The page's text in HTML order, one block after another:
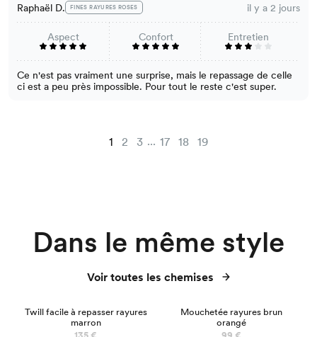
Raphaël D. FINES RAYURES ROSES il y a 2 jours
Aspect Confort Entretien
Ce n'est pas vraiment une surprise, mais le repassage de celle
ci est a peu près impossible. Pour tout le reste c'est super.
1 2 3 ... 17 18 19
Dans le même style
Voir toutes les chemises
Twill facile à repasser rayures
marron
Mouchetée rayures brun
orangé